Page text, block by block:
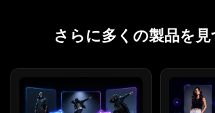
映像を惑星を舞台にしたもの
ディング、または2つのシー
ンとして使用します。 その
トップはYouTubeだけで16
ての事柄を理解するための基
vs Run:ai vs LangChain 「
すぐに明確にしておきまし
runable.com（および
置いており、本レビューの
Run:aiはGPUとMLOpsのオ
す。 テンプレート化された
ップでバイラル効果を処理で
Flashloopは誰が作っている
と背景）App Storeでは、
ルに拠点を置くBuy Beaver
Technologies（15557640
つあります。 これらのプロ
ザーが作成・共有した動画か
いるかを理解したい場合に
の公式ウェブサイトにアク
ギャラリー」セクションが表
学生であれ、クリエイターで
AIの可能性を試してみたい人
は、数十種類のAIモデルを単
スに統合するオールインワ
す。 ユーザーは個別のサブ
リ別に一覧表示しているので
特定の製品を指し示すもの
結果、全く異なる業界にわ
ジェント、ロボット、仮想
た状況が生じることになる
さらに多くの製品を見